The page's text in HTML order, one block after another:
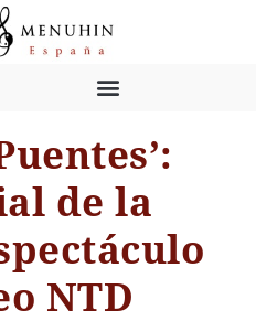
de la
NTD